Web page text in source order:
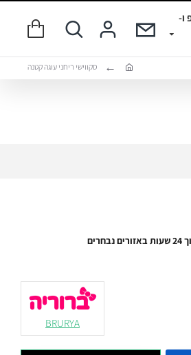
ו-
סקווישי ריחני עוגה קטנה
BRURYA